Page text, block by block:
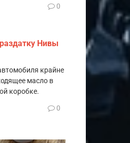
0
Нивы
крайне
масло в
коробке.
0